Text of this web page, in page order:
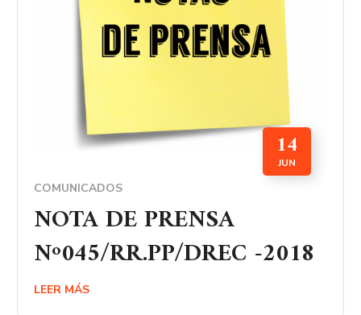
14
JUN
COMUNICADOS
NOTA DE PRENSA
Nº045/RR.PP/DREC -2018
LEER MÁS